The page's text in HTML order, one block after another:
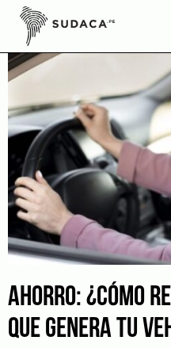
Skip
content
AHORRO: ¿CÓMO
QUE GENERA TU